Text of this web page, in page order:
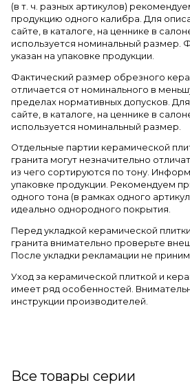
(в т. ч. разных артикулов)
продукцию одного калибра. Для
сайте, в каталоге, на ценнике в
используется номинальный размер.
указан на упаковке продукции.
Фактический размер обрезного
отличается от номинального в
пределах нормативных допусков.
сайте, в каталоге, на ценнике в
используется номинальный размер.
Отдельные партии керамической
гранита могут незначительно
из чего сортируются по тону.
упаковке продукции. Рекомендуем
одного тона (в рамках одного
идеально однородного покрытия.
Перед укладкой керамической
гранита внимательно проверьте
После укладки рекламации не
Уход за керамической плиткой и
имеет ряд особенностей.
инструкции производителей.
Все товары серии